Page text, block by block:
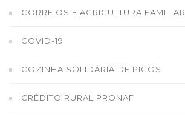
CORREIOS E AGRICULTURA FAMILIAR
COVID-19
COZINHA SOLIDÁRIA DE PICOS
CRÉDITO RURAL PRONAF